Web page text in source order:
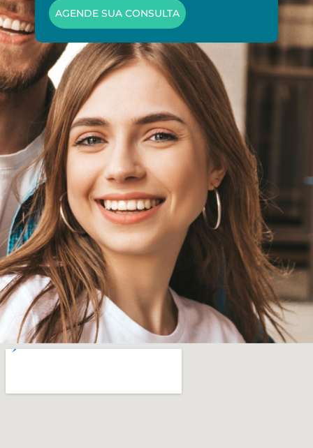
AGENDE SUA CONSULTA